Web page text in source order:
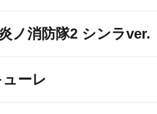
ノ消防隊2 シンラver.
ーレ